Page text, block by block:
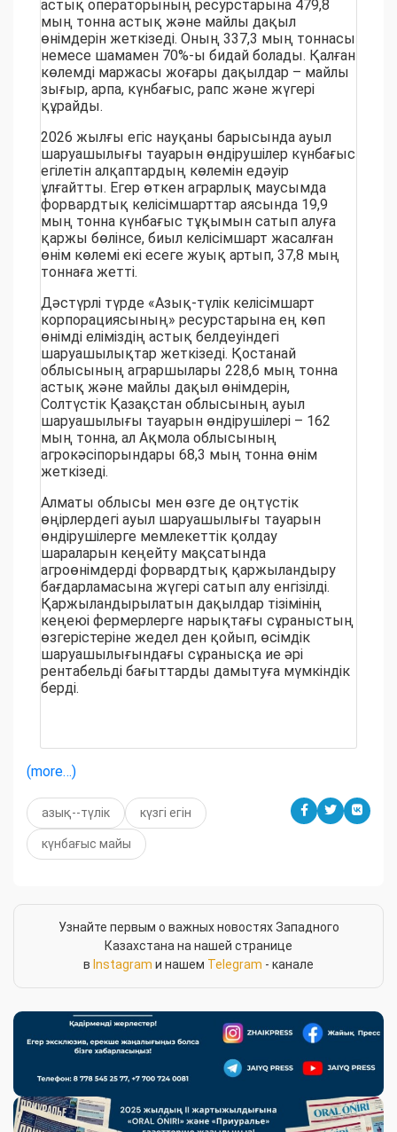
астық операторының ресурстарына 479,8
мың тонна астық және майлы дақыл
өнімдерін жеткізеді. Оның 337,3 мың тоннасы
немесе шамамен 70%-ы бидай болады. Қалған
көлемді маржасы жоғары дақылдар – майлы
зығыр, арпа, күнбағыс, рапс және жүгері
құрайды.
2026 жылғы егіс науқаны барысында ауыл
шаруашылығы тауарын өндірушілер күнбағыс
егілетін алқаптардың көлемін едәуір
ұлғайтты. Егер өткен аграрлық маусымда
форвардтық келісімшарттар аясында 19,9
мың тонна күнбағыс тұқымын сатып алуға
қаржы бөлінсе, биыл келісімшарт жасалған
өнім көлемі екі есеге жуық артып, 37,8 мың
тоннаға жетті.
Дәстүрлі түрде «Азық-түлік келісімшарт
корпорациясының» ресурстарына ең көп
өнімді еліміздің астық белдеуіндегі
шаруашылықтар жеткізеді. Қостанай
облысының аграршылары 228,6 мың тонна
астық және майлы дақыл өнімдерін,
Солтүстік Қазақстан облысының ауыл
шаруашылығы тауарын өндірушілері – 162
мың тонна, ал Ақмола облысының
агрокәсіпорындары 68,3 мың тонна өнім
жеткізеді.
Алматы облысы мен өзге де оңтүстік
өңірлердегі ауыл шаруашылығы тауарын
өндірушілерге мемлекеттік қолдау
шараларын кеңейту мақсатында
агроөнімдерді форвардтық қаржыландыру
бағдарламасына жүгері сатып алу енгізілді.
Қаржыландырылатын дақылдар тізімінің
кеңеюі фермерлерге нарықтағы сұраныстың
өзгерістеріне жедел ден қойып, өсімдік
шаруашылығындағы сұранысқа ие әрі
рентабельді бағыттарды дамытуға мүмкіндік
берді.
(more…)
азық--түлік күзгі егін
күнбағыс майы
Узнайте первым о важных новостях Западного
Казахстана на нашей странице
в Instagram и нашем Telegram - канале